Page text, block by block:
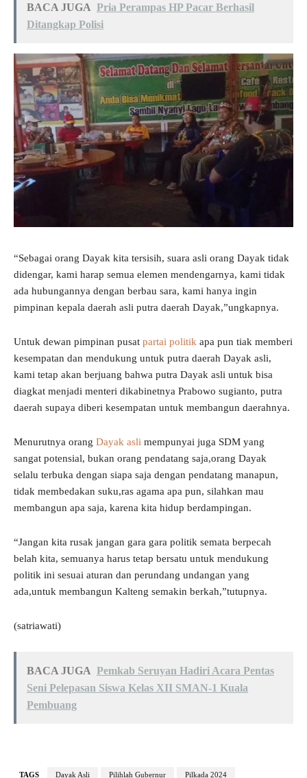
BACA JUGA Pria Perampas HP Pacar Berhasil
Ditangkap Polisi
“Sebagai orang Dayak kita tersisih, suara asli orang Dayak tidak
didengar, kami harap semua elemen mendengarnya, kami tidak
ada hubungannya dengan berbau sara, kami hanya ingin
pimpinan kepala daerah asli putra daerah Dayak,”ungkapnya.
Untuk dewan pimpinan pusat partai politik apa pun tiak memberi
kesempatan dan mendukung untuk putra daerah Dayak asli,
kami tetap akan berjuang bahwa putra Dayak asli untuk bisa
diagkat menjadi menteri dikabinetnya Prabowo sugianto, putra
daerah supaya diberi kesempatan untuk membangun daerahnya.
Menurutnya orang Dayak asli mempunyai juga SDM yang
sangat potensial, bukan orang pendatang saja,orang Dayak
selalu terbuka dengan siapa saja dengan pendatang manapun,
tidak membedakan suku,ras agama apa pun, silahkan mau
membangun apa saja, karena kita hidup berdampingan.
“Jangan kita rusak jangan gara gara politik semata berpecah
belah kita, semuanya harus tetap bersatu untuk mendukung
politik ini sesuai aturan dan perundang undangan yang
ada,untuk membangun Kalteng semakin berkah,”tutupnya.
(satriawati)
BACA JUGA Pemkab Seruyan Hadiri Acara Pentas
Seni Pelepasan Siswa Kelas XII SMAN-1 Kuala
Pembuang
TAGS Dayak Asli Pilihlah Gubernur Pilkada 2024